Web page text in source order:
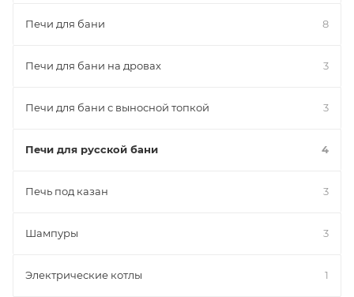
Печи для бани 8
Печи для бани на дровах 3
Печи для бани с выносной топкой 3
Печи для русской бани 4
Печь под казан 3
Шампуры 3
Электрические котлы 1